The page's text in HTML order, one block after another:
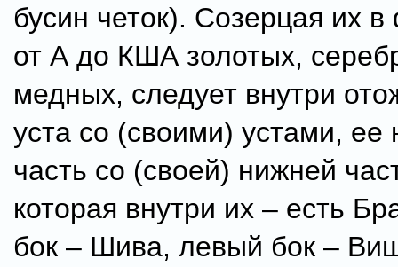
бусин четок). Созерцая их
от А до КША золотых,
медных, следует внутри
уста со (своими) устами,
часть со (своей) нижней
которая внутри их – есть
бок – Шива, левый бок –